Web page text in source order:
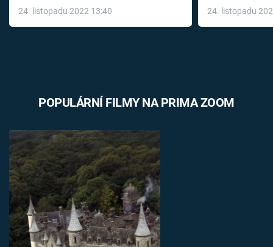
24. listopadu 2022 13:40
léky
24. listopadu
POPULÁRNÍ FILMY NA PRIMA ZOOM